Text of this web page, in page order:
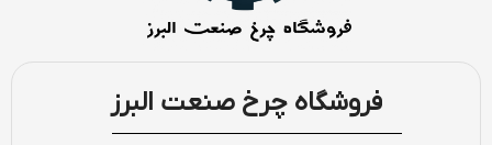
فروشگاه چرخ صنعت البرز